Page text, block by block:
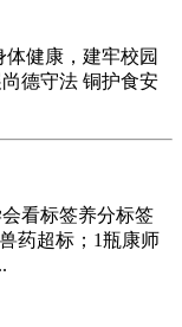
健康，建牢校园
德守法 铜护食安
看标签养分标签
药超标；1瓶康师